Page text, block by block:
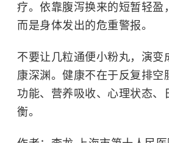
疗。依靠腹泻换来的短暂轻盈
而是身体发出的危重警报。
不要让几粒通便小粉丸，演变
康深渊。健康不在于反复排空
功能、营养吸收、心理状态、
衡。